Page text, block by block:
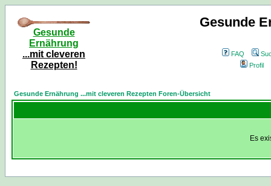
Gesunde
Ernährung
...mit cleveren
Rezepten!
Gesunde
FAQ
Profil
Gesunde Ernährung ...mit cleveren Rezepten Foren-Übersicht
Es